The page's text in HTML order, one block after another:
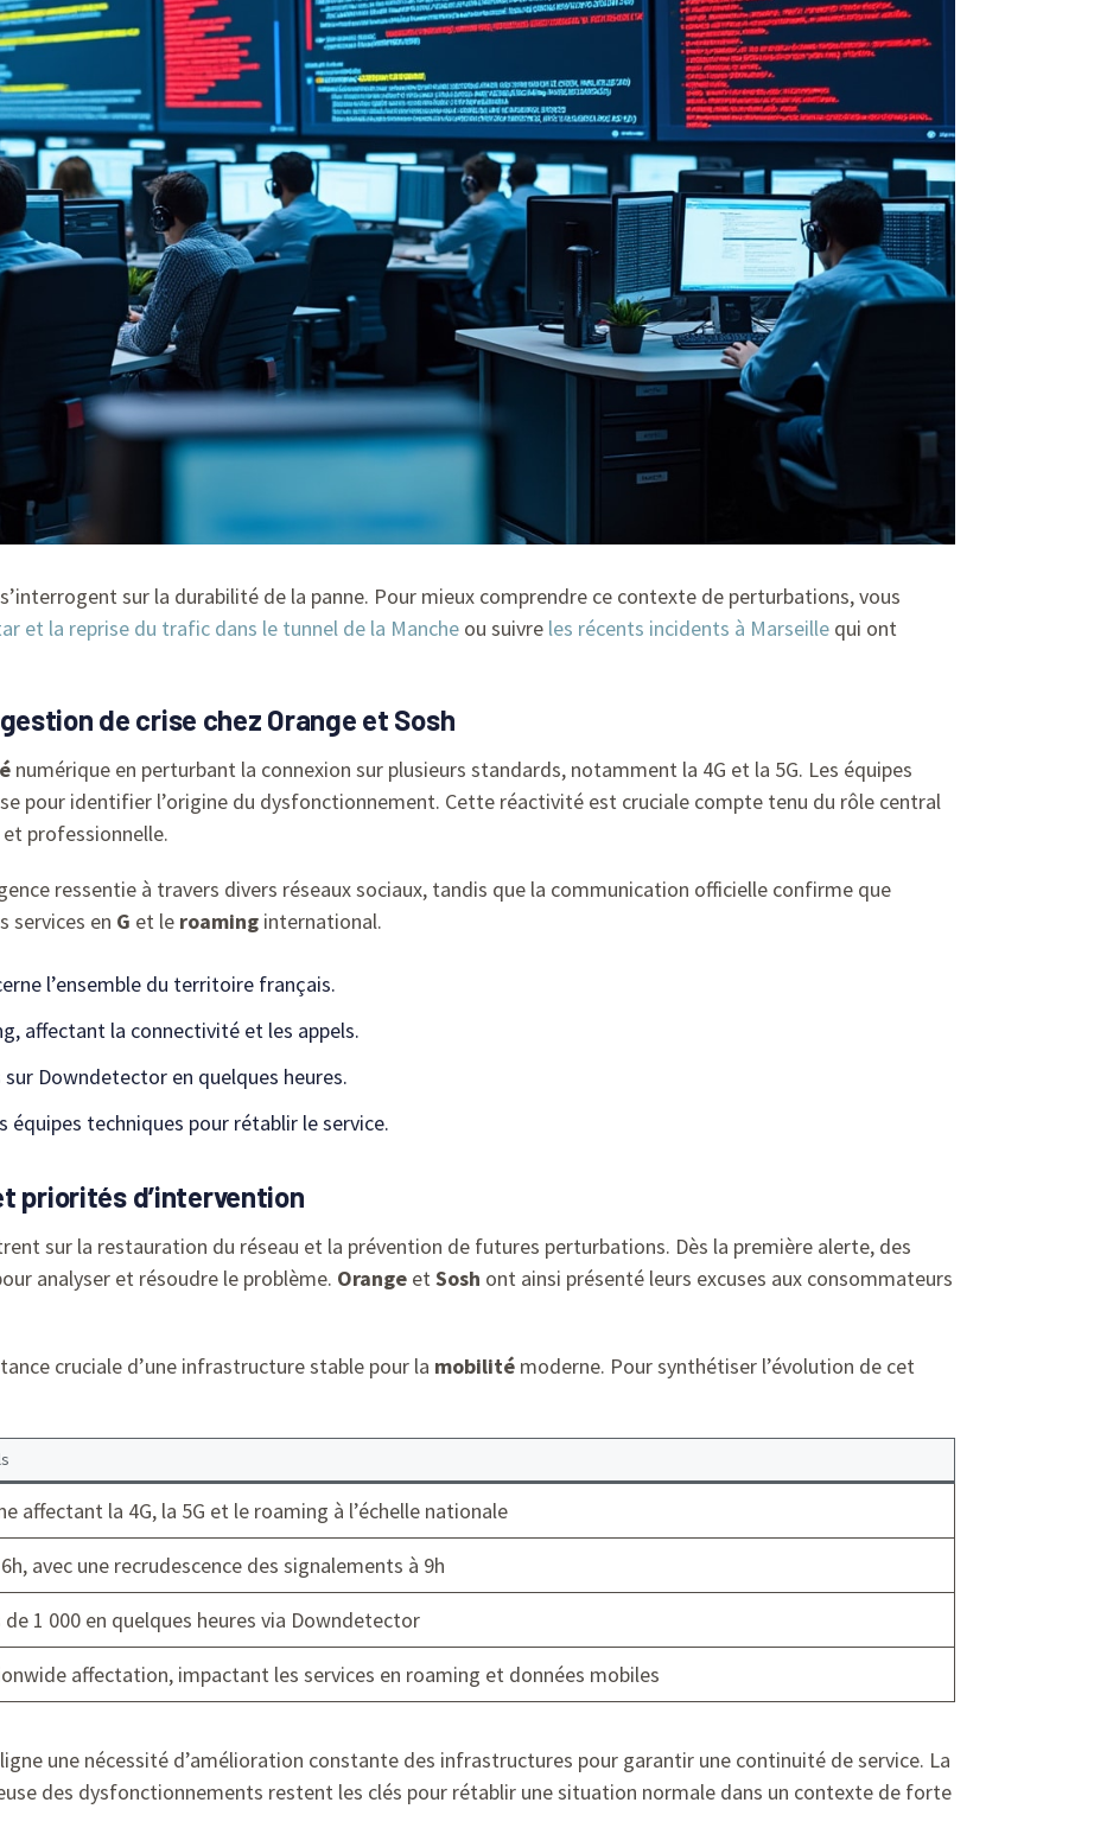
sur la durabilité de la panne. Pour mieux comprendre ce contexte de perturbations, vous
et la reprise du trafic dans le tunnel de la Manche ou suivre les récents incidents à Marseille qui ont
de crise chez Orange et Sosh
numérique en perturbant la connexion sur plusieurs standards, notamment la 4G et la 5G. Les équipes
pour identifier l’origine du dysfonctionnement. Cette réactivité est cruciale compte tenu du rôle central
professionnelle.
ressentie à travers divers réseaux sociaux, tandis que la communication officielle confirme que
services en G et le roaming international.
l’ensemble du territoire français.
affectant la connectivité et les appels.
Downdetector en quelques heures.
techniques pour rétablir le service.
priorités d’intervention
sur la restauration du réseau et la prévention de futures perturbations. Dès la première alerte, des
analyser et résoudre le problème. Orange et Sosh ont ainsi présenté leurs excuses aux consommateurs
cruciale d’une infrastructure stable pour la mobilité moderne. Pour synthétiser l’évolution de cet
affectant la 4G, la 5G et le roaming à l’échelle nationale
avec une recrudescence des signalements à 9h
de 1 000 en quelques heures via Downdetector
affectation, impactant les services en roaming et données mobiles
une nécessité d’amélioration constante des infrastructures pour garantir une continuité de service. La
des dysfonctionnements restent les clés pour rétablir une situation normale dans un contexte de forte